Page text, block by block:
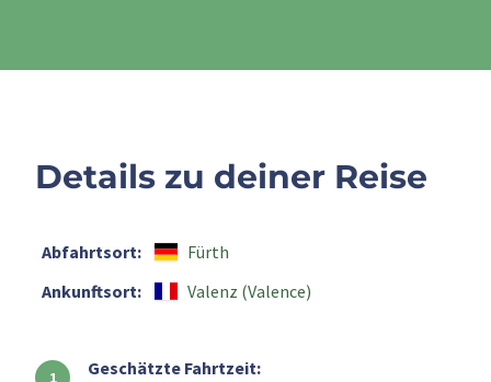
Details zu deiner Reise
Abfahrtsort:
Fürth
Ankunftsort:
Valenz (Valence)
Geschätzte Fahrtzeit: